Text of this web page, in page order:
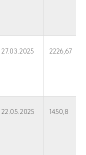
27.03.2025 2226,67
22.05.2025 1450,8